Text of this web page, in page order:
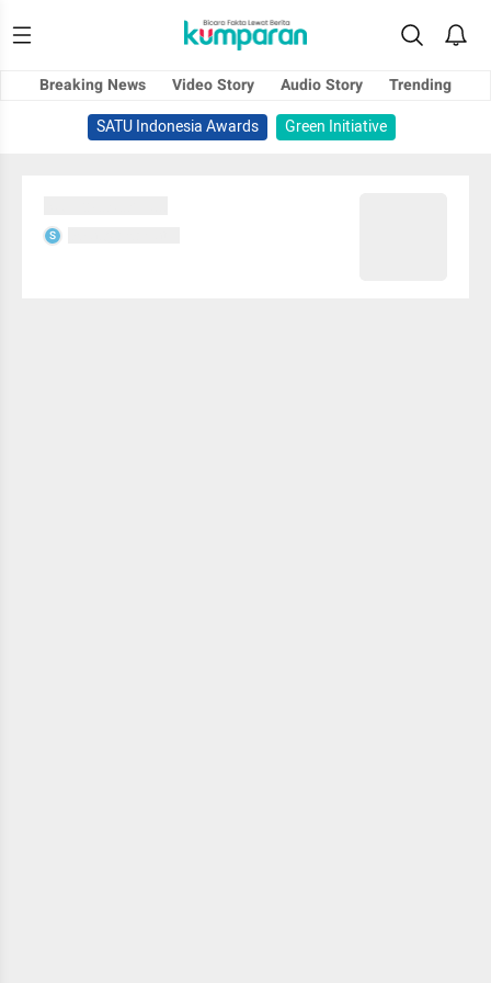
Breaking News Video Story Audio Story
Trending
SATU Indonesia Awards
Green Initiative
S